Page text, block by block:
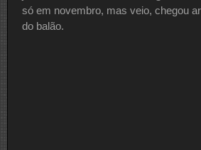
só em novembro, mas veio, chegou
do balão.